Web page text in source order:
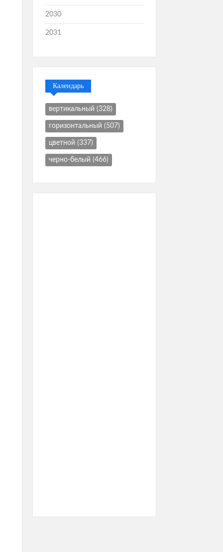
2030
2031
Календарь
вертикальный (328)
горизонтальный (507)
цветной (337)
черно-белый (466)